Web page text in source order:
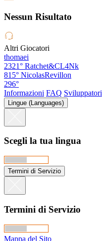
Nessun Risultato
Altri Giocatori
thomaei
2321° Ratchet&CL4Nk
815° NicolasRevillon
296°
Informazioni FAQ Sviluppatori
Lingue (Languages)
Scegli la tua lingua
Termini di Servizio
Termini di Servizio
Mappa del Sito